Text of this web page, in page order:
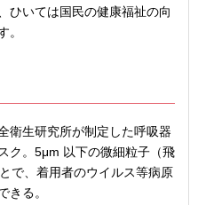
ひいては国民の健康福祉の向
。
衛生研究所が制定した呼吸器
ク。5μm 以下の微細粒子（飛
で、着用者のウイルス等病原
きる。